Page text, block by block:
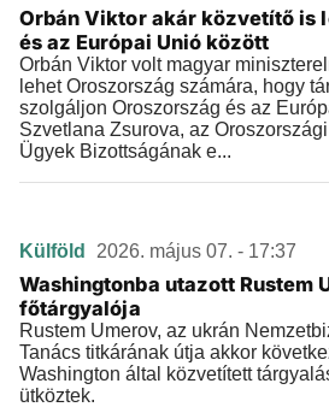
Orbán Viktor akár közvetítő is
és az Európai Unió között
Orbán Viktor volt magyar
lehet Oroszország számára, hogy
szolgáljon Oroszország és az
Szvetlana Zsurova, az
Ügyek Bizottságának e...
Külföld 2026. május 07. - 17:37
Washingtonba utazott Rustem
főtárgyalója
Rustem Umerov, az ukrán
Tanács titkárának útja akkor
Washington által közvetített
ütköztek.